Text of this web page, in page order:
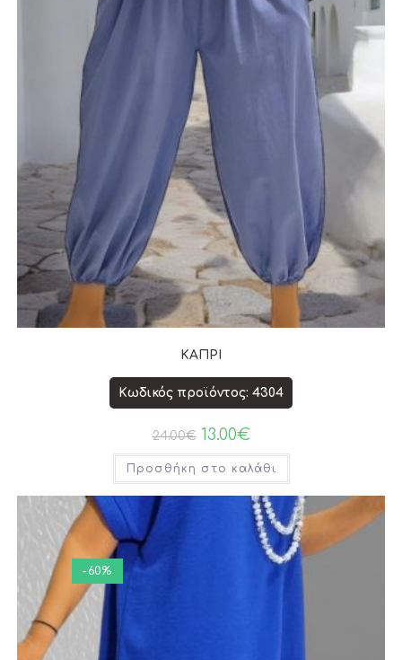
ΚΑΠΡΙ
Κωδικός προϊόντος: 4304
24.00€ 13.00€
Προσθήκη στο καλάθι
-60%